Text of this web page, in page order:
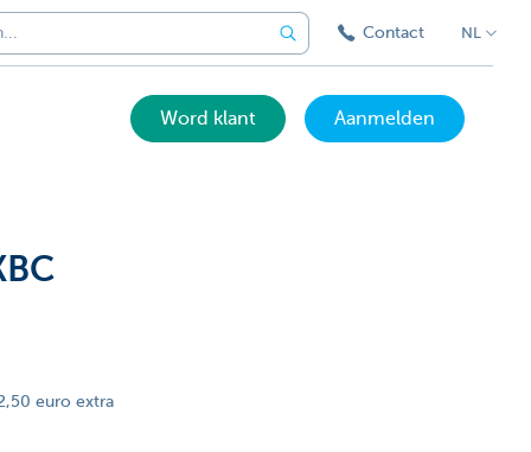
Contact NL
Word klant Aanmelden
euro extra